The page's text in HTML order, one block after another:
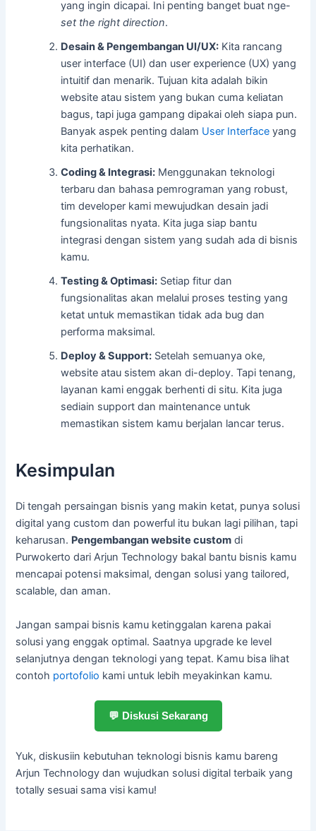
yang ingin dicapai. Ini penting banget buat nge-
set the right direction.
Desain & Pengembangan UI/UX: Kita rancang
user interface (UI) dan user experience (UX) yang
intuitif dan menarik. Tujuan kita adalah bikin
website atau sistem yang bukan cuma keliatan
bagus, tapi juga gampang dipakai oleh siapa pun.
Banyak aspek penting dalam User Interface yang
kita perhatikan.
Coding & Integrasi: Menggunakan teknologi
terbaru dan bahasa pemrograman yang robust,
tim developer kami mewujudkan desain jadi
fungsionalitas nyata. Kita juga siap bantu
integrasi dengan sistem yang sudah ada di bisnis
kamu.
Testing & Optimasi: Setiap fitur dan
fungsionalitas akan melalui proses testing yang
ketat untuk memastikan tidak ada bug dan
performa maksimal.
Deploy & Support: Setelah semuanya oke,
website atau sistem akan di-deploy. Tapi tenang,
layanan kami enggak berhenti di situ. Kita juga
sediain support dan maintenance untuk
memastikan sistem kamu berjalan lancar terus.
Kesimpulan
Di tengah persaingan bisnis yang makin ketat, punya solusi
digital yang custom dan powerful itu bukan lagi pilihan, tapi
keharusan. Pengembangan website custom di
Purwokerto dari Arjun Technology bakal bantu bisnis kamu
mencapai potensi maksimal, dengan solusi yang tailored,
scalable, dan aman.
Jangan sampai bisnis kamu ketinggalan karena pakai
solusi yang enggak optimal. Saatnya upgrade ke level
selanjutnya dengan teknologi yang tepat. Kamu bisa lihat
contoh portofolio kami untuk lebih meyakinkan kamu.
💬 Diskusi Sekarang
Yuk, diskusiin kebutuhan teknologi bisnis kamu bareng
Arjun Technology dan wujudkan solusi digital terbaik yang
totally sesuai sama visi kamu!